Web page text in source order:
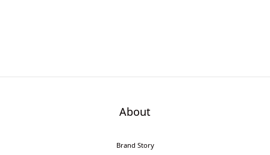
About
Brand Story